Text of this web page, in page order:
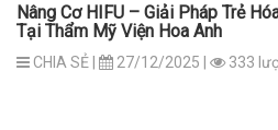
Nâng Cơ HIFU – Giải Pháp Trẻ
Tại Thẩm Mỹ Viện Hoa Anh
CHIA SẺ | 27/12/2025 | 333